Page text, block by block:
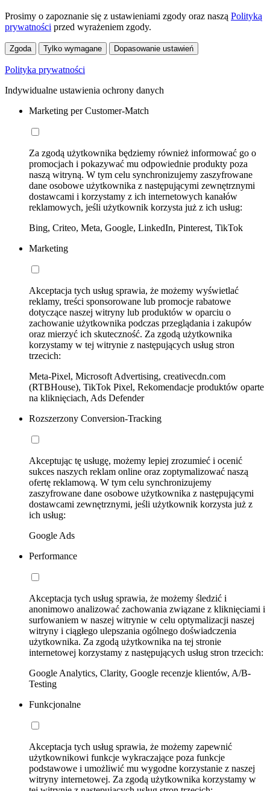
Prosimy o zapoznanie się z ustawieniami zgody oraz naszą Polityką
prywatności przed wyrażeniem zgody.
Zgoda Tylko wymagane Dopasowanie ustawień
Polityka prywatności
Indywidualne ustawienia ochrony danych
Marketing per Customer-Match
Za zgodą użytkownika będziemy również informować go o
promocjach i pokazywać mu odpowiednie produkty poza
naszą witryną. W tym celu synchronizujemy zaszyfrowane
dane osobowe użytkownika z następującymi zewnętrznymi
dostawcami i korzystamy z ich internetowych kanałów
reklamowych, jeśli użytkownik korzysta już z ich usług:
Bing, Criteo, Meta, Google, LinkedIn, Pinterest, TikTok
Marketing
Akceptacja tych usług sprawia, że możemy wyświetlać
reklamy, treści sponsorowane lub promocje rabatowe
dotyczące naszej witryny lub produktów w oparciu o
zachowanie użytkownika podczas przeglądania i zakupów
oraz mierzyć ich skuteczność. Za zgodą użytkownika
korzystamy w tej witrynie z następujących usług stron
trzecich:
Meta-Pixel, Microsoft Advertising, creativecdn.com
(RTBHouse), TikTok Pixel, Rekomendacje produktów oparte
na kliknięciach, Ads Defender
Rozszerzony Conversion-Tracking
Akceptując tę usługę, możemy lepiej zrozumieć i ocenić
sukces naszych reklam online oraz zoptymalizować naszą
ofertę reklamową. W tym celu synchronizujemy
zaszyfrowane dane osobowe użytkownika z następującymi
dostawcami zewnętrznymi, jeśli użytkownik korzysta już z
ich usług:
Google Ads
Performance
Akceptacja tych usług sprawia, że możemy śledzić i
anonimowo analizować zachowania związane z kliknięciami i
surfowaniem w naszej witrynie w celu optymalizacji naszej
witryny i ciągłego ulepszania ogólnego doświadczenia
użytkownika. Za zgodą użytkownika na tej stronie
internetowej korzystamy z następujących usług stron trzecich:
Google Analytics, Clarity, Google recenzje klientów, A/B-
Testing
Funkcjonalne
Akceptacja tych usług sprawia, że możemy zapewnić
użytkownikowi funkcje wykraczające poza funkcje
podstawowe i umożliwić mu wygodne korzystanie z naszej
witryny internetowej. Za zgodą użytkownika korzystamy w